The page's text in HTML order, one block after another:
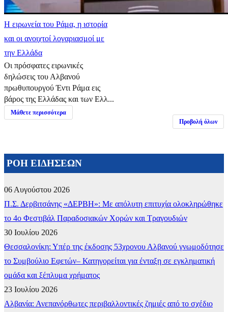
Η ειρωνεία του Ράμα, η ιστορία
και οι ανοιχτοί λογαριασμοί με
την Ελλάδα
Οι πρόσφατες ειρωνικές
δηλώσεις του Αλβανού
πρωθυπουργού Έντι Ράμα εις
βάρος της Ελλάδας και των Ελλ...
Μάθετε περισσότερα
Προβολή όλων
ΡΟΗ ΕΙΔΗΣΕΩΝ
06 Αυγούστου 2026
Π.Σ. Δερβιτσάνης «ΔΕΡΒΗ»: Με απόλυτη επιτυχία ολοκληρώθηκε
το 4ο Φεστιβάλ Παραδοσιακών Χορών και Τραγουδιών
30 Ιουλίου 2026
Θεσσαλονίκη: Υπέρ της έκδοσης 53χρονου Αλβανού γνωμοδότησε
το Συμβούλιο Εφετών– Κατηγορείται για ένταξη σε εγκληματική
ομάδα και ξέπλυμα χρήματος
23 Ιουλίου 2026
Αλβανία: Ανεπανόρθωτες περιβαλλοντικές ζημιές από το σχέδιο